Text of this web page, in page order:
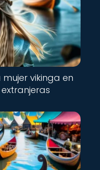
vikinga en